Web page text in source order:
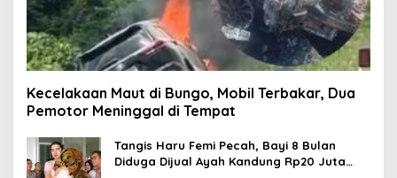
Kecelakaan Maut di Bungo, Mobil Terbakar, Dua
Pemotor Meninggal di Tempat
Tangis Haru Femi Pecah, Bayi 8 Bulan
Diduga Dijual Ayah Kandung Rp20 Juta